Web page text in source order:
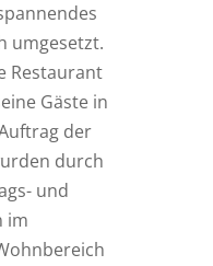
umgesetzt.
Restaurant
Gäste in
der
durch
und
im